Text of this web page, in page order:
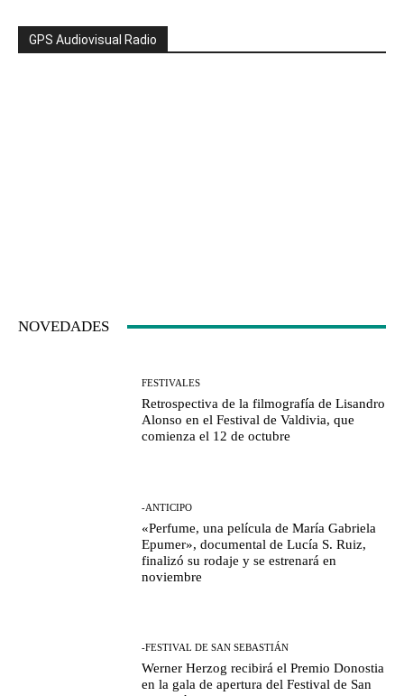
GPS Audiovisual Radio
NOVEDADES
FESTIVALES
Retrospectiva de la filmografía de Lisandro
Alonso en el Festival de Valdivia, que
comienza el 12 de octubre
-ANTICIPO
«Perfume, una película de María Gabriela
Epumer», documental de Lucía S. Ruiz,
finalizó su rodaje y se estrenará en
noviembre
-FESTIVAL DE SAN SEBASTIÁN
Werner Herzog recibirá el Premio Donostia
en la gala de apertura del Festival de San